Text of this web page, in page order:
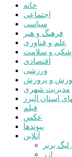
خانه
اجتماعی
سیاسی
فرهنگ و هنر
علم و فناوری
و سلامت
اقتصادی
ورزشی
و پرورش
مدیریت شهری
استان البرز
فیلم
عکس
پیوندها
آنلاین
برتر
ارز